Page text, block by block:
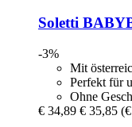
Soletti
-3%
Mit
Perfekt für
Ohne
€ 34,89 € 35,85